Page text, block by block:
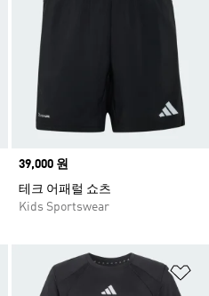
Price
39,000 원
테크 어패럴 쇼츠
Kids Sportswear
위시리스트 담기